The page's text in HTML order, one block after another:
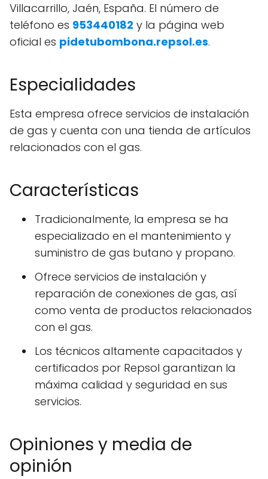
Villacarrillo, Jaén, España. El número de
teléfono es 953440182 y la página web
oficial es pidetubombona.repsol.es.
Especialidades
Esta empresa ofrece servicios de instalación
de gas y cuenta con una tienda de artículos
relacionados con el gas.
Características
Tradicionalmente, la empresa se ha
especializado en el mantenimiento y
suministro de gas butano y propano.
Ofrece servicios de instalación y
reparación de conexiones de gas, así
como venta de productos relacionados
con el gas.
Los técnicos altamente capacitados y
certificados por Repsol garantizan la
máxima calidad y seguridad en sus
servicios.
Opiniones y media de
opinión